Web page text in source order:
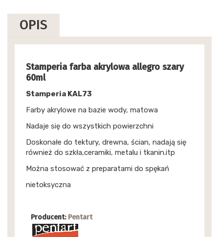
OPIS
Stamperia farba akrylowa allegro szary
60ml
Stamperia KAL73
Farby akrylowe na bazie wody, matowa
Nadaje się do wszystkich powierzchni
Doskonałe do tektury, drewna, ścian, nadają się
również do szkła,ceramiki, metalu i tkanin.itp
Można stosować z preparatami do spękań
nietoksyczna
Producent: Pentart